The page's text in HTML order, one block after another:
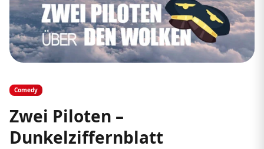
Comedy
Zwei Piloten –
Dunkelziffernblatt